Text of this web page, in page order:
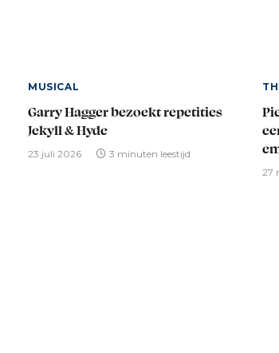
MUSICAL
Garry Hagger bezoekt repetities
Jekyll & Hyde
23 juli 2026 3 minuten leestijd
27